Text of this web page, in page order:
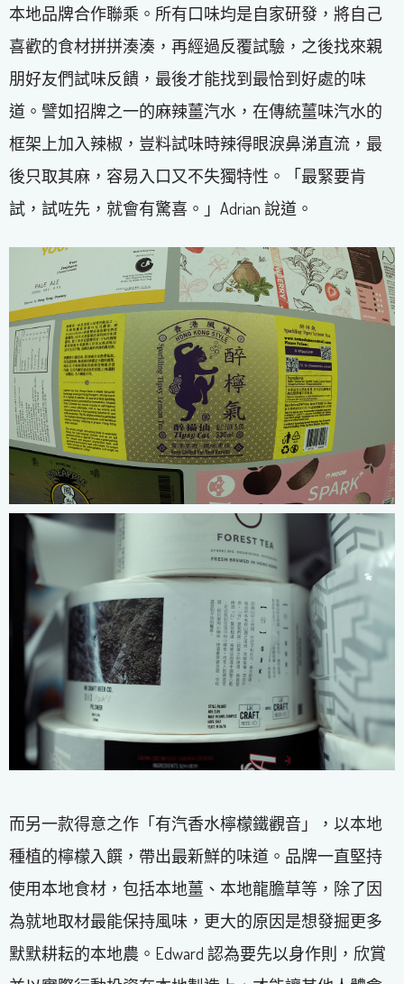
本地品牌合作聯乘。所有口味均是自家研發，將自己
喜歡的食材拼拼湊湊，再經過反覆試驗，之後找來親
朋好友們試味反饋，最後才能找到最恰到好處的味
道。譬如招牌之一的麻辣薑汽水，在傳統薑味汽水的
框架上加入辣椒，豈料試味時辣得眼淚鼻涕直流，最
後只取其麻，容易入口又不失獨特性。「最緊要肯
試，試咗先，就會有驚喜。」Adrian 說道。
而另一款得意之作「有汽香水檸檬鐵觀音」，以本地
種植的檸檬入饌，帶出最新鮮的味道。品牌一直堅持
使用本地食材，包括本地薑、本地龍膽草等，除了因
為就地取材最能保持風味，更大的原因是想發掘更多
默默耕耘的本地農。Edward 認為要先以身作則，欣賞